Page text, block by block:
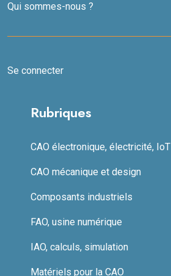
Qui sommes-nous ?
Se connecter
Rubriques
CAO électronique, électricité, IoT
CAO mécanique et design
Composants industriels
FAO, usine numérique
IAO, calculs, simulation
Matériels pour la CAO